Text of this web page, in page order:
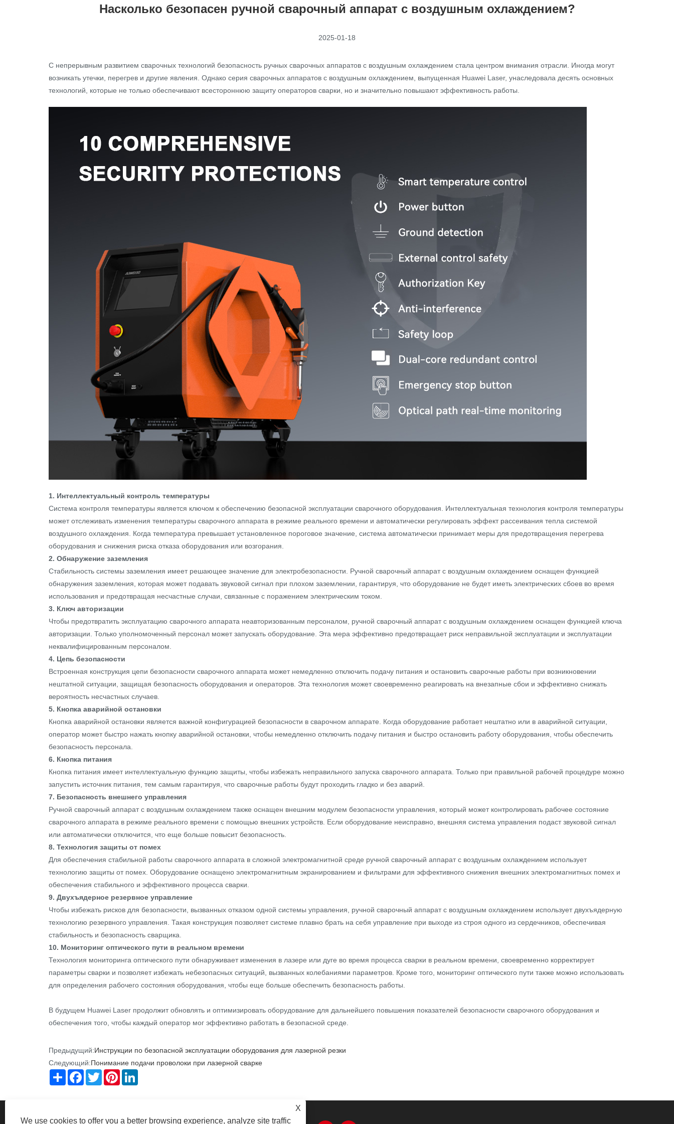
Насколько безопасен ручной сварочный аппарат с воздушным охлаждением?
2025-01-18
С непрерывным развитием сварочных технологий безопасность ручных сварочных аппаратов с воздушным охлаждением стала центром внимания отрасли. Иногда могут
возникать утечки, перегрев и другие явления. Однако серия сварочных аппаратов с воздушным охлаждением, выпущенная Huawei Laser, унаследовала десять основных
технологий, которые не только обеспечивают всестороннюю защиту операторов сварки, но и значительно повышают эффективность работы.
1. Интеллектуальный контроль температуры
Система контроля температуры является ключом к обеспечению безопасной эксплуатации сварочного оборудования. Интеллектуальная технология контроля температуры
может отслеживать изменения температуры сварочного аппарата в режиме реального времени и автоматически регулировать эффект рассеивания тепла системой
воздушного охлаждения. Когда температура превышает установленное пороговое значение, система автоматически принимает меры для предотвращения перегрева
оборудования и снижения риска отказа оборудования или возгорания.
2. Обнаружение заземления
Стабильность системы заземления имеет решающее значение для электробезопасности. Ручной сварочный аппарат с воздушным охлаждением оснащен функцией
обнаружения заземления, которая может подавать звуковой сигнал при плохом заземлении, гарантируя, что оборудование не будет иметь электрических сбоев во время
использования и предотвращая несчастные случаи, связанные с поражением электрическим током.
3. Ключ авторизации
Чтобы предотвратить эксплуатацию сварочного аппарата неавторизованным персоналом, ручной сварочный аппарат с воздушным охлаждением оснащен функцией ключа
авторизации. Только уполномоченный персонал может запускать оборудование. Эта мера эффективно предотвращает риск неправильной эксплуатации и эксплуатации
неквалифицированным персоналом.
4. Цепь безопасности
Встроенная конструкция цепи безопасности сварочного аппарата может немедленно отключить подачу питания и остановить сварочные работы при возникновении
нештатной ситуации, защищая безопасность оборудования и операторов. Эта технология может своевременно реагировать на внезапные сбои и эффективно снижать
вероятность несчастных случаев.
5. Кнопка аварийной остановки
Кнопка аварийной остановки является важной конфигурацией безопасности в сварочном аппарате. Когда оборудование работает нештатно или в аварийной ситуации,
оператор может быстро нажать кнопку аварийной остановки, чтобы немедленно отключить подачу питания и быстро остановить работу оборудования, чтобы обеспечить
безопасность персонала.
6. Кнопка питания
Кнопка питания имеет интеллектуальную функцию защиты, чтобы избежать неправильного запуска сварочного аппарата. Только при правильной рабочей процедуре можно
запустить источник питания, тем самым гарантируя, что сварочные работы будут проходить гладко и без аварий.
7. Безопасность внешнего управления
Ручной сварочный аппарат с воздушным охлаждением также оснащен внешним модулем безопасности управления, который может контролировать рабочее состояние
сварочного аппарата в режиме реального времени с помощью внешних устройств. Если оборудование неисправно, внешняя система управления подаст звуковой сигнал
или автоматически отключится, что еще больше повысит безопасность.
8. Технология защиты от помех
Для обеспечения стабильной работы сварочного аппарата в сложной электромагнитной среде ручной сварочный аппарат с воздушным охлаждением использует
технологию защиты от помех. Оборудование оснащено электромагнитным экранированием и фильтрами для эффективного снижения внешних электромагнитных помех и
обеспечения стабильного и эффективного процесса сварки.
9. Двухъядерное резервное управление
Чтобы избежать рисков для безопасности, вызванных отказом одной системы управления, ручной сварочный аппарат с воздушным охлаждением использует двухъядерную
технологию резервного управления. Такая конструкция позволяет системе плавно брать на себя управление при выходе из строя одного из сердечников, обеспечивая
стабильность и безопасность сварщика.
10. Мониторинг оптического пути в реальном времени
Технология мониторинга оптического пути обнаруживает изменения в лазере или дуге во время процесса сварки в реальном времени, своевременно корректирует
параметры сварки и позволяет избежать небезопасных ситуаций, вызванных колебаниями параметров. Кроме того, мониторинг оптического пути также можно использовать
для определения рабочего состояния оборудования, чтобы еще больше обеспечить безопасность работы.
В будущем Huawei Laser продолжит обновлять и оптимизировать оборудование для дальнейшего повышения показателей безопасности сварочного оборудования и
обеспечения того, чтобы каждый оператор мог эффективно работать в безопасной среде.
Предыдущий:Инструкции по безопасной эксплуатации оборудования для лазерной резки
Следующий:Понимание подачи проволоки при лазерной сварке
Share Facebook
TwitterPinterest
X
We use cookies to offer you a better browsing experience, analyze site traffic